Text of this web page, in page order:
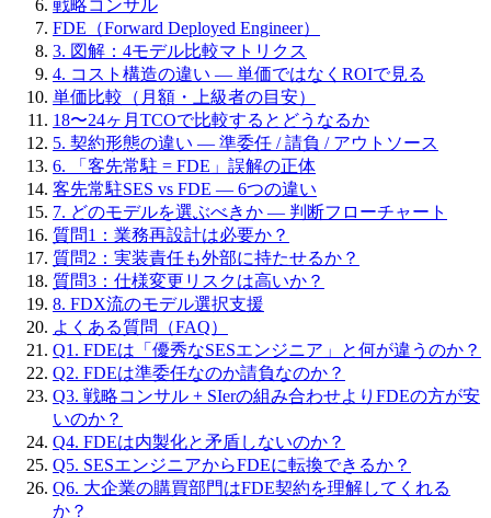
戦略コンサル
FDE（Forward Deployed Engineer）
3. 図解：4モデル比較マトリクス
4. コスト構造の違い — 単価ではなくROIで見る
単価比較（月額・上級者の目安）
18〜24ヶ月TCOで比較するとどうなるか
5. 契約形態の違い — 準委任 / 請負 / アウトソース
6. 「客先常駐 = FDE」誤解の正体
客先常駐SES vs FDE — 6つの違い
7. どのモデルを選ぶべきか — 判断フローチャート
質問1：業務再設計は必要か？
質問2：実装責任も外部に持たせるか？
質問3：仕様変更リスクは高いか？
8. FDX流のモデル選択支援
よくある質問（FAQ）
Q1. FDEは「優秀なSESエンジニア」と何が違うのか？
Q2. FDEは準委任なのか請負なのか？
Q3. 戦略コンサル + SIerの組み合わせよりFDEの方が安
いのか？
Q4. FDEは内製化と矛盾しないのか？
Q5. SESエンジニアからFDEに転換できるか？
Q6. 大企業の購買部門はFDE契約を理解してくれる
か？